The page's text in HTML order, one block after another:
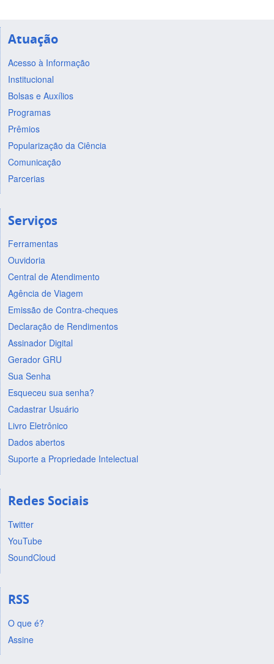
Atuação
Acesso à Informação
Institucional
Bolsas e Auxílios
Programas
Prêmios
Popularização da Ciência
Comunicação
Parcerias
Serviços
Ferramentas
Ouvidoria
Central de Atendimento
Agência de Viagem
Emissão de Contra-cheques
Declaração de Rendimentos
Assinador Digital
Gerador GRU
Sua Senha
Esqueceu sua senha?
Cadastrar Usuário
Livro Eletrônico
Dados abertos
Suporte a Propriedade Intelectual
Redes Sociais
Twitter
YouTube
SoundCloud
RSS
O que é?
Assine